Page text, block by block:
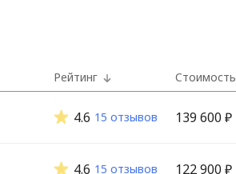
Рейтинг Стоимость
4.6 15 отзывов 139 600 ₽
4.6 15 отзывов 122 900 ₽